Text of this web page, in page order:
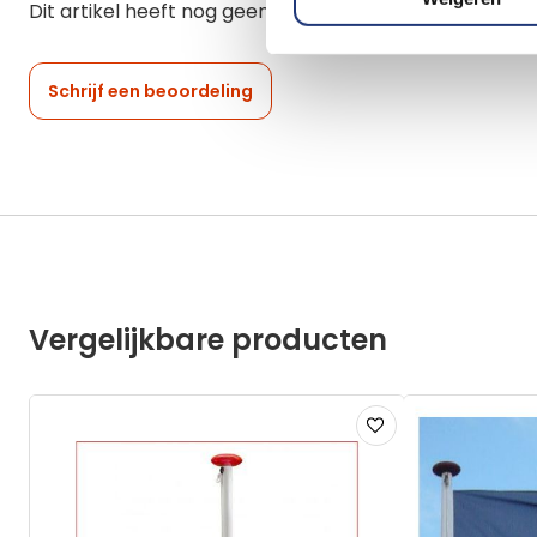
Dit artikel heeft nog geen beoordelingen.
Schrijf een beoordeling
Vergelijkbare producten
Voeg
toe
verlanglijst